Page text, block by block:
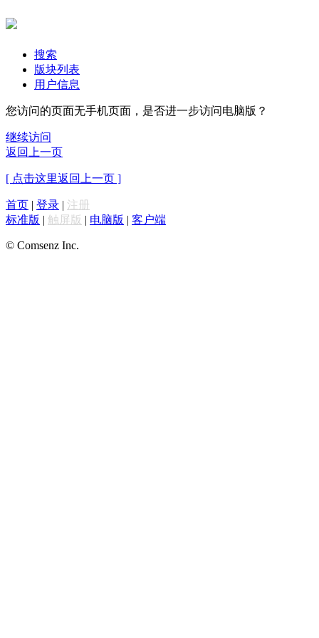
搜索
版块列表
用户信息
您访问的页面无手机页面，是否进一步访问电脑版？
继续访问
返回上一页
[ 点击这里返回上一页 ]
首页 | 登录 | 注册
标准版 | 触屏版 | 电脑版 | 客户端
© Comsenz Inc.